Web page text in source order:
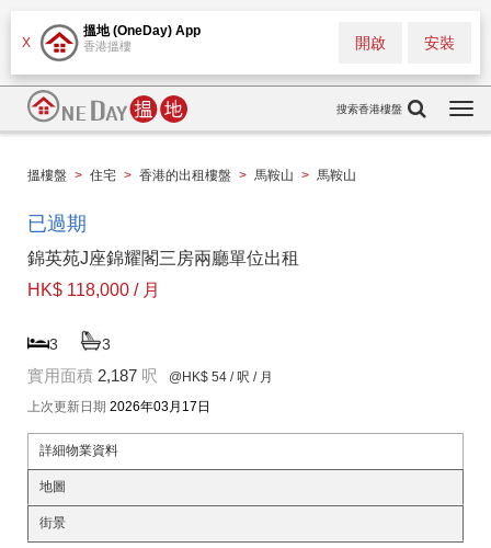
X
搵地 (OneDay) App
香港搵樓 安裝
開啟
搜索香港樓盤
搵樓盤 > 住宅 > 香港的出租樓盤 > 馬鞍山 > 馬鞍山
已過期
錦英苑J座錦耀閣三房兩廳單位出租
HK$ 118,000 / 月
3 3
實用面積 2,187 呎 @HK$ 54 / 呎 / 月
上次更新日期 2026年03月17日
詳細物業資料
地圖
街景